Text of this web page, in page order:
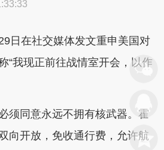
日在社交媒体发文重申美国对
“我现正前往战情室开会，以作
须同意永远不拥有核武器。霍
向开放，免收通行费，允许航